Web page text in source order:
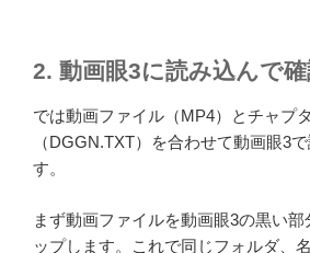
2. 動画眼3に読み込んで
では動画ファイル（MP4）とチャプ
（DGGN.TXT）を合わせて動画眼3
す。
まず動画ファイルを動画眼3の黒い
ップします。これで同じフォルダ、